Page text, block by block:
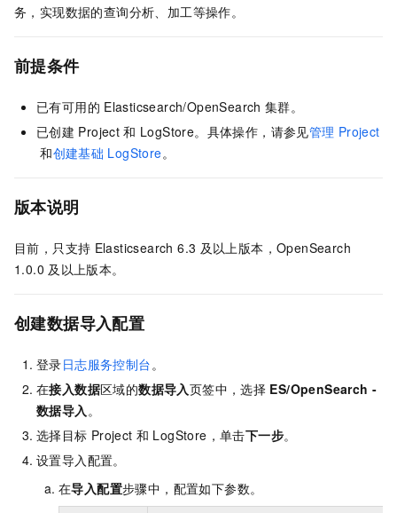
务，实现数据的查询分析、加工等操作。
前提条件
已有可用的 Elasticsearch/OpenSearch 集群。
已创建 Project 和 LogStore。具体操作，请参见管理 Project
和创建基础 LogStore。
版本说明
目前，只支持 Elasticsearch 6.3 及以上版本，OpenSearch
1.0.0 及以上版本。
创建数据导入配置
登录日志服务控制台。
在接入数据区域的数据导入页签中，选择 ES/OpenSearch -
数据导入。
选择目标 Project 和 LogStore，单击下一步。
设置导入配置。
在导入配置步骤中，配置如下参数。